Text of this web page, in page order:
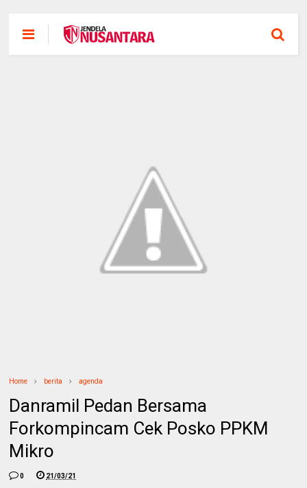
Home berita agenda
Danramil Pedan Bersama
Forkompincam Cek Posko PPKM
Mikro
0 21/03/21